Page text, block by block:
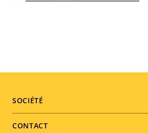
Footer
menu
SOCIÉTÉ
CONTACT